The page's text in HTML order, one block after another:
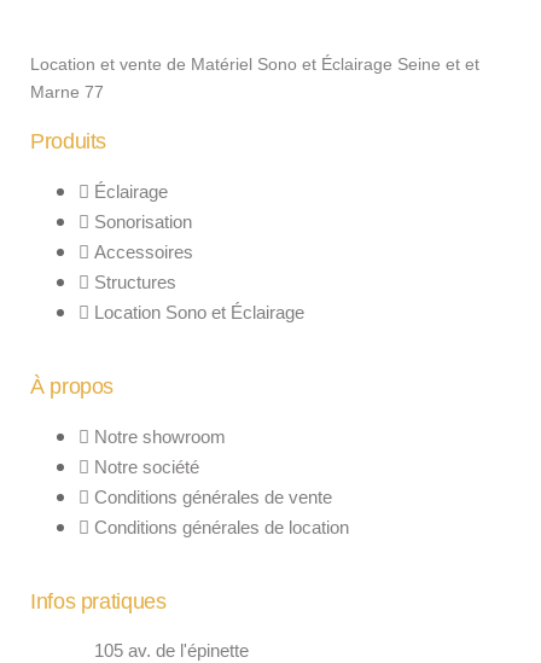
Location et vente de Matériel Sono et Éclairage Seine et et
Marne 77
Produits
Éclairage
Sonorisation
Accessoires
Structures
Location Sono et Éclairage
À propos
Notre showroom
Notre société
Conditions générales de vente
Conditions générales de location
Infos pratiques
105 av. de l'épinette